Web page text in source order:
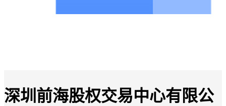
深圳前海股权交易中心有限公